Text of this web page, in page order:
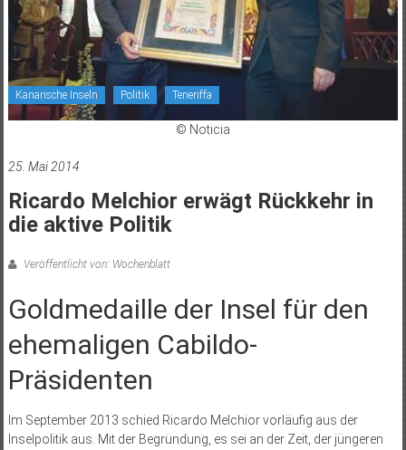
Kanarische Inseln Politik Teneriffa
© Noticia
25. Mai 2014
Ricardo Melchior erwägt Rückkehr in
die aktive Politik
Veröffentlicht von: Wochenblatt
Goldmedaille der Insel für den
ehemaligen Cabildo-
Präsidenten
Im September 2013 schied Ricardo Melchior vorläufig aus der
Inselpolitik aus. Mit der Begründung, es sei an der Zeit, der jüngeren